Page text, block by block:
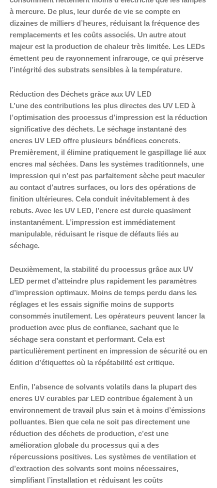
à mercure. De plus, leur durée de vie se compte en
dizaines de milliers d’heures, réduisant la fréquence des
remplacements et les coûts associés. Un autre atout
majeur est la production de chaleur très limitée. Les LEDs
émettent peu de rayonnement infrarouge, ce qui préserve
l’intégrité des substrats sensibles à la température.
Réduction des Déchets grâce aux UV LED
L’une des contributions les plus directes des UV LED à
l’optimisation des processus d’impression est la réduction
significative des déchets. Le séchage instantané des
encres UV LED offre plusieurs bénéfices concrets.
Premièrement, il élimine pratiquement le gaspillage lié aux
encres mal séchées. Dans les systèmes traditionnels, une
impression qui n’est pas parfaitement sèche peut maculer
au contact d’autres surfaces, ou lors des opérations de
finition ultérieures. Cela conduit inévitablement à des
rebuts. Avec les UV LED, l’encre est durcie quasiment
instantanément. L’impression est immédiatement
manipulable, réduisant le risque de défauts liés au
séchage.
Deuxièmement, la stabilité du processus grâce aux UV
LED permet d’atteindre plus rapidement les paramètres
d’impression optimaux. Moins de temps perdu dans les
réglages et les essais signifie moins de supports
consommés inutilement. Les opérateurs peuvent lancer la
production avec plus de confiance, sachant que le
séchage sera constant et performant. Cela est
particulièrement pertinent en impression de sécurité ou en
édition d’étiquettes où la répétabilité est critique.
Enfin, l’absence de solvants volatils dans la plupart des
encres UV curables par LED contribue également à un
environnement de travail plus sain et à moins d’émissions
polluantes. Bien que cela ne soit pas directement une
réduction des déchets de production, c’est une
amélioration globale du processus qui a des
répercussions positives. Les systèmes de ventilation et
d’extraction des solvants sont moins nécessaires,
simplifiant l’installation et réduisant les coûts